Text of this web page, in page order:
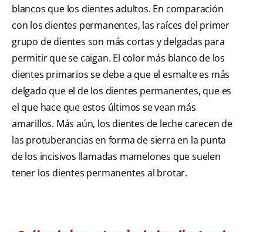
blancos que los dientes adultos. En comparación
con los dientes permanentes, las raíces del primer
grupo de dientes son más cortas y delgadas para
permitir que se caigan. El color más blanco de los
dientes primarios se debe a que el esmalte es más
delgado que el de los dientes permanentes, que es
el que hace que estos últimos se vean más
amarillos. Más aún, los dientes de leche carecen de
las protuberancias en forma de sierra en la punta
de los incisivos llamadas mamelones que suelen
tener los dientes permanentes al brotar.